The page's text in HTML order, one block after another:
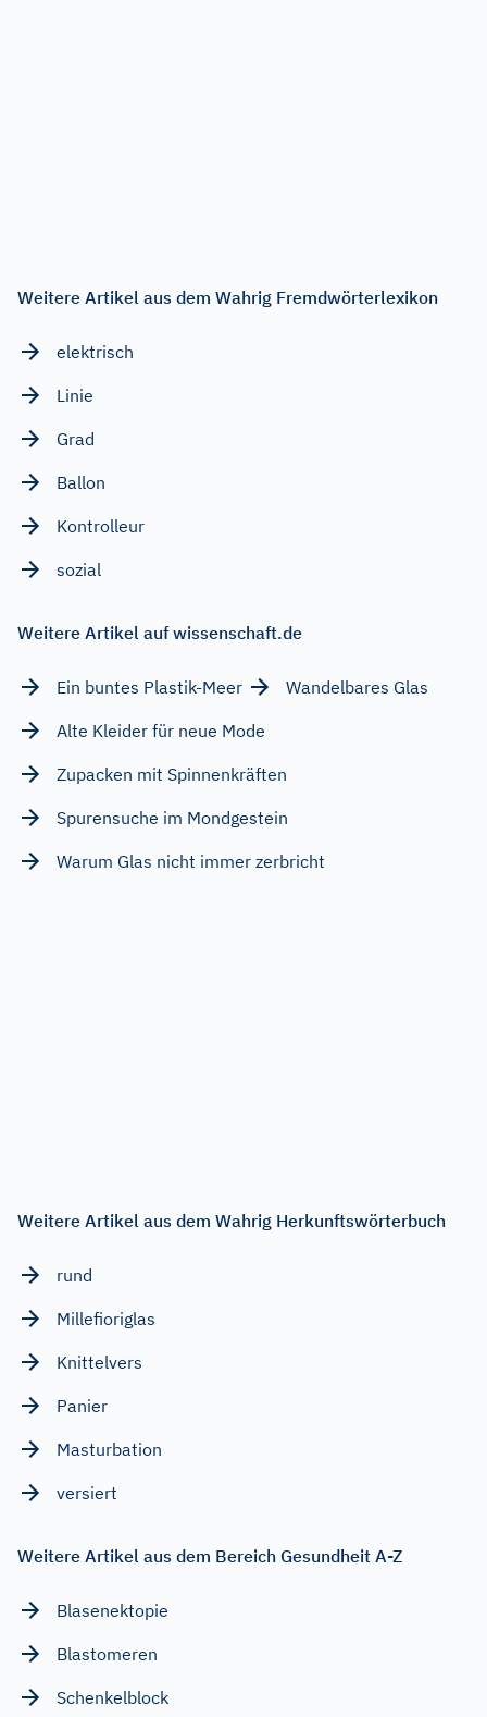
Weitere Artikel aus dem Wahrig Fremdwörterlexikon
elektrisch
Linie
Grad
Ballon
Kontrolleur
sozial
Weitere Artikel auf wissenschaft.de
Ein buntes Plastik-Meer
Wandelbares Glas
Alte Kleider für neue Mode
Zupacken mit Spinnenkräften
Spurensuche im Mondgestein
Warum Glas nicht immer zerbricht
Weitere Artikel aus dem Wahrig Herkunftswörterbuch
rund
Millefioriglas
Knittelvers
Panier
Masturbation
versiert
Weitere Artikel aus dem Bereich Gesundheit A-Z
Blasenektopie
Blastomeren
Schenkelblock